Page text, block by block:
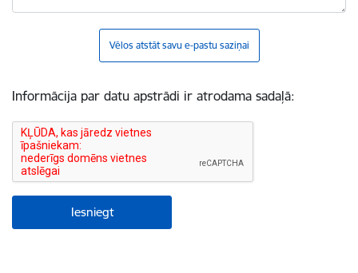
Vēlos atstāt savu e-pastu saziņai
Informācija par datu apstrādi ir atrodama sadaļā: